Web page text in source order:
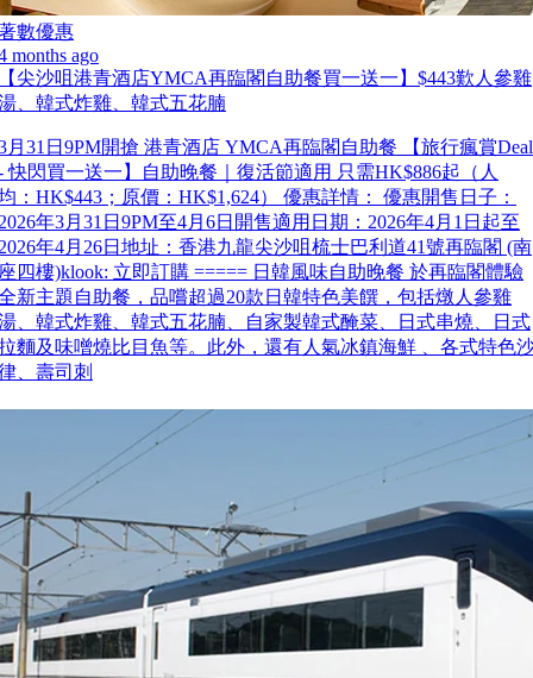
數優惠
months ago
尖沙咀港青酒店YMCA再臨閣自助餐買一送一】$443歎人參雞
、韓式炸雞、韓式五花腩
月31日9PM開搶 港青酒店 YMCA再臨閣自助餐 【旅行瘋賞Deal
快閃買一送一】自助晚餐｜復活節適用 只需HK$886起（人
：HK$443；原價：HK$1,624） 優惠詳情： 優惠開售日子：
年3月31日9PM至4月6日開售適用日期：2026年4月1日起至
年4月26日地址：香港九龍尖沙咀梳士巴利道41號再臨閣 (南
四樓)klook: 立即訂購 ===== 日韓風味自助晚餐 於再臨閣體驗
新主題自助餐，品嚐超過20款日韓特色美饌，包括燉人參雞
、韓式炸雞、韓式五花腩、自家製韓式醃菜、日式串燒、日式
麵及味噌燒比目魚等。此外，還有人氣冰鎮海鮮 、各式特色
、壽司刺